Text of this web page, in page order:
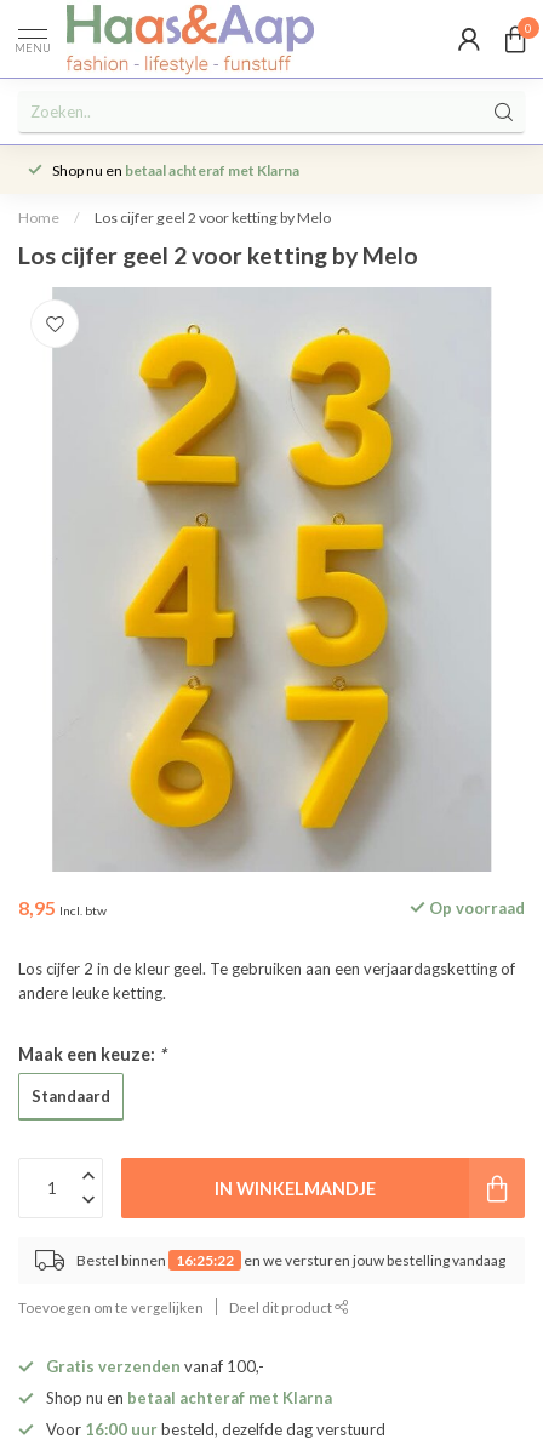
MENU
0
Shop nu en betaal achteraf met Klarna
Home / Los cijfer geel 2 voor ketting by Melo
Los cijfer geel 2 voor ketting by Melo
8,95 Incl. btw Op voorraad
Los cijfer 2 in de kleur geel. Te gebruiken aan een verjaardagsketting of
andere leuke ketting.
Maak een keuze: *
Standaard
IN WINKELMANDJE
Bestel binnen 16:25:22 en we versturen jouw bestelling vandaag
Toevoegen om te vergelijken Deel dit product
Gratis verzenden vanaf 100,-
Shop nu en betaal achteraf met Klarna
Voor 16:00 uurbesteld, dezelfde dag verstuurd